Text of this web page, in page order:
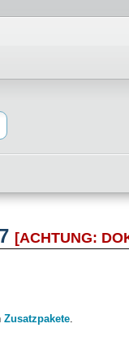
[ACHTUNG:
Zusatzpakete